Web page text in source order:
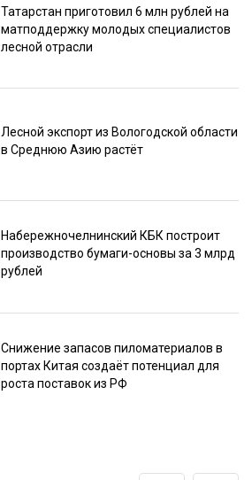
Татарстан приготовил 6 млн рублей на
матподдержку молодых специалистов
лесной отрасли
Лесной экспорт из Вологодской области
в Среднюю Азию растёт
Набережночелнинский КБК построит
производство бумаги-основы за 3 млрд
рублей
Снижение запасов пиломатериалов в
портах Китая создаёт потенциал для
роста поставок из РФ